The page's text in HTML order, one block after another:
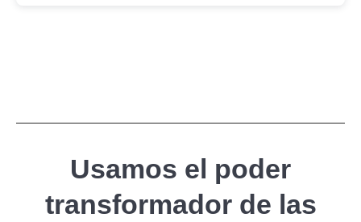
Usamos el poder
transformador de las